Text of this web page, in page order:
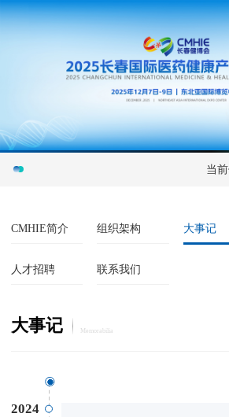
当
CMHIE简介 组织架构 大事记
人才招聘 联系我们
大事记 Memorabilia
2024